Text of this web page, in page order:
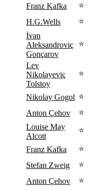
Franz Kafka
⭐
H.G.Wells ⭐
İvan
Aleksandroviç
Gonçarov
⭐
Lev
Nikolayeviç
Tolstoy
⭐
Nikolay Gogol ⭐
Anton Çehov ⭐
Louise May
Alcott
⭐
Franz Kafka
⭐
Stefan Zweig
⭐
Anton Çehov
⭐